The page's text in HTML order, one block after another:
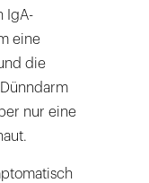
IgA-
eine
die
nur eine